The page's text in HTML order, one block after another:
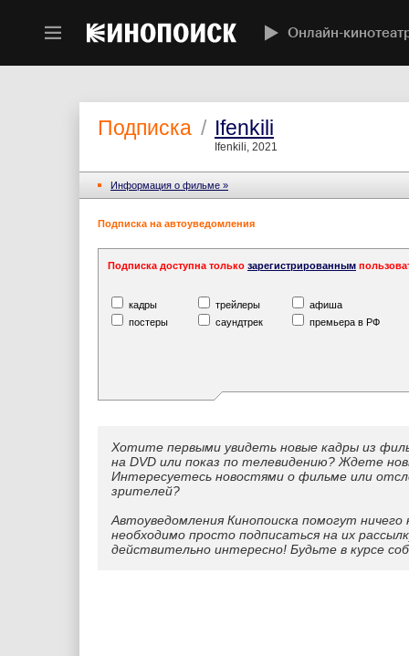
Онлайн-
Подписка / Ifenkili
Ifenkili, 2021
Информация o фильме »
Подписка на автоуведомления
Подписка доступна только зарегистрированным
кадры трейлеры
афиша
постеры
саундтрек премьера в РФ
Хотите первыми увидеть новые кадры из
на DVD или показ по телевидению? Ждете
Интересуетесь новостями о фильме или
зрителей?
Автоуведомления Кинопоиска помогут
необходимо просто подписаться на их
действительно интересно! Будьте в курсе